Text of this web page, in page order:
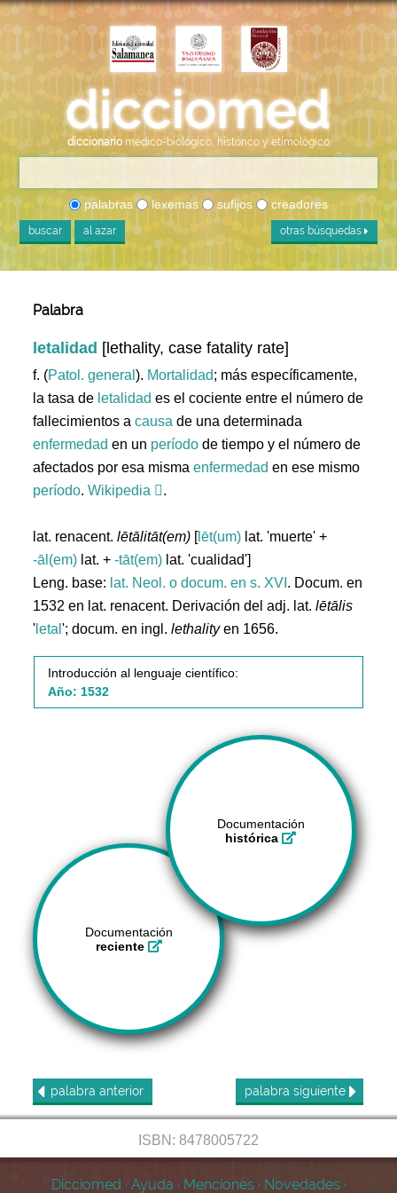
diccionario médico-biológico, histórico y etimológico
palabras lexemas sufijos creadores
buscar al azar otras búsquedas
Palabra
letalidad [lethality, case fatality rate]
f. (Patol. general). Mortalidad; más específicamente,
la tasa de letalidad es el cociente entre el número de
fallecimientos acausa de una determinada
enfermedad en un período de tiempo y el número de
afectados por esa mismaenfermedad en ese mismo
período.Wikipedia .
lat. renacent.lētālitāt(em) [lēt(um) lat. 'muerte' +
-āl(em) lat. +-tāt(em) lat. 'cualidad']
Leng. base: lat. Neol. o docum. en s. XVI . Docum. en
1532 en lat. renacent. Derivación del adj. lat.lētālis
' letal'; docum. en ingl.lethalityen 1656.
Introducción al lenguaje científico:
Año: 1532
Documentación
histórica
Documentación
reciente
palabra anterior palabra siguiente
ISBN: 8478005722
Dicciomed · Ayuda · Menciones · Novedades ·